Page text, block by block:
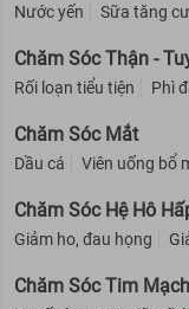
Nước yến Sữa tăng
Chăm Sóc Thận -
Rối loạn tiểu tiện Phì
Chăm Sóc Mắt
Dầu cá Viên uống bổ
Chăm Sóc Hệ Hô
Giảm ho, đau họng
Chăm Sóc Tim Mạch